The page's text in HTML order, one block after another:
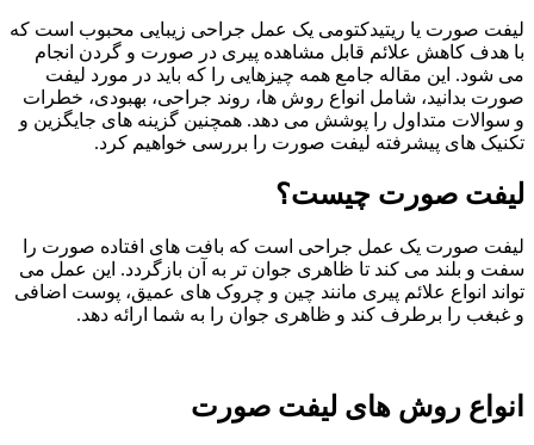
لیفت صورت یا ریتیدکتومی یک عمل جراحی زیبایی محبوب است که
با هدف کاهش علائم قابل مشاهده پیری در صورت و گردن انجام
می شود. این مقاله جامع همه چیزهایی را که باید در مورد لیفت
صورت بدانید، شامل انواع روش ها، روند جراحی، بهبودی، خطرات
و سوالات متداول را پوشش می دهد. همچنین گزینه های جایگزین و
تکنیک های پیشرفته لیفت صورت را بررسی خواهیم کرد.
لیفت صورت چیست؟
لیفت صورت یک عمل جراحی است که بافت های افتاده صورت را
سفت و بلند می کند تا ظاهری جوان تر به آن بازگردد. این عمل می
تواند انواع علائم پیری مانند چین و چروک های عمیق، پوست اضافی
و غبغب را برطرف کند و ظاهری جوان را به شما ارائه دهد.
انواع روش های لیفت صورت